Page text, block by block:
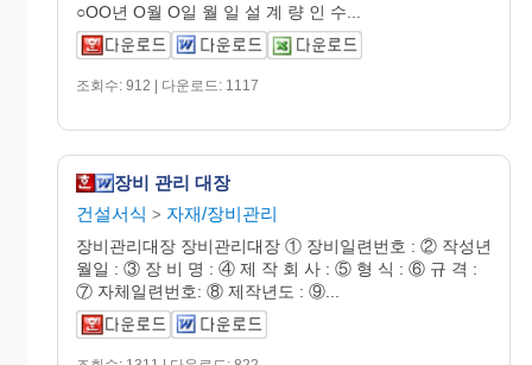
○OO년 O월 O일 월 일 설 계 량 인 수...
조회수: 912 | 다운로드: 1117
장비 관리 대장
건설서식 > 자재/장비관리
장비관리대장 장비관리대장 ① 장비일련번호 : ② 작성년
월일 : ③ 장 비 명 : ④ 제 작 회 사 : ⑤ 형 식 : ⑥ 규 격 :
⑦ 자체일련번호: ⑧ 제작년도 : ⑨...